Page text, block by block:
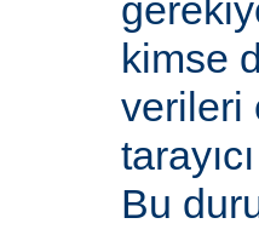
kimse
verileri
Bu